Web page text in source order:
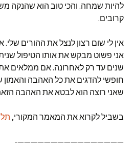
להיות שמחה. והכי טוב הוא שהנקה
קרובים.
אין לי שום רצון לנצל את ההורים
אני פשוט מבקש את אותו הטיפול
שנים עד רק לאחרונה. אם ממלאים
חופשי להדגים את כל האהבה והאמון
שאני רוצה הוא לבטא את האהבה
בשביל לקרוא את המאמר המקורי,
————————————————-